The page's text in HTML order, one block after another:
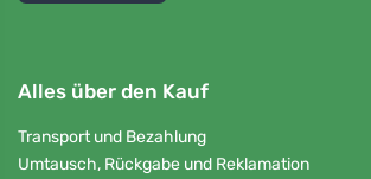
Alles über den Kauf
Transport und Bezahlung
Umtausch, Rückgabe und Reklamation